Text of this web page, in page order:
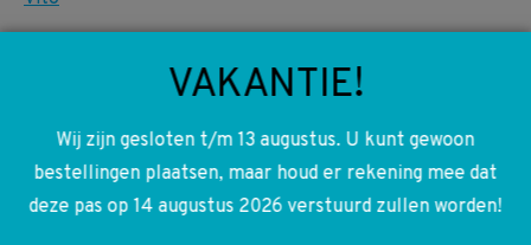
W639 Vito Viano Q7770010
Logo sierlijst deur badges
logo Professional
€20,00
VAKANTIE!
Wij zijn gesloten t/m 13 augustus. U kunt gewoon
bestellingen plaatsen, maar houd er rekening mee dat
deze pas op 14 augustus 2026 verstuurd zullen worden!